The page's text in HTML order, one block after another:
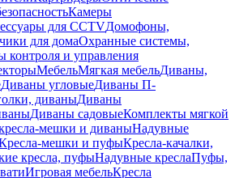
Камеры
для CCTVДомофоны,
для домаОхранные системы,
контроля и управления
МебельМягкая мебельДиваны,
Диваны угловыеДиваны П-
диваныДиваны
Диваны садовыеКомплекты мягкой
мешки и диваныНадувные
мешки и пуфыКресла-качалки,
кресла, пуфыНадувные креслаПуфы,
Игровая мебельКресла